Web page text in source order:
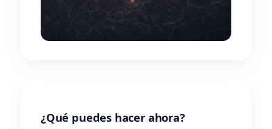
¿Qué puedes hacer ahora?